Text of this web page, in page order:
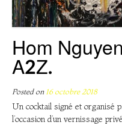
Hom
A2Z.
Posted on 16 octobre 2018
Un cocktail signé et organisé
l’occasion d’un vernissage